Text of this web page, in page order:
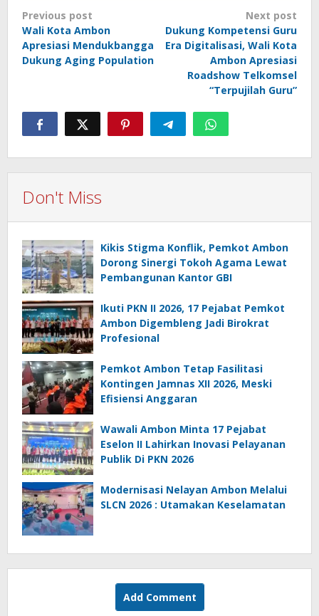
Post
navigation
Previous post
Wali Kota Ambon
Apresiasi Mendukbangga
Dukung Aging Population
Next post
Dukung Kompetensi Guru
Era Digitalisasi, Wali Kota
Ambon Apresiasi
Roadshow Telkomsel
“Terpujilah Guru”
Don't Miss
Kikis Stigma Konflik, Pemkot Ambon
Dorong Sinergi Tokoh Agama Lewat
Pembangunan Kantor GBI
Ikuti PKN II 2026, 17 Pejabat Pemkot
Ambon Digembleng Jadi Birokrat
Profesional
Pemkot Ambon Tetap Fasilitasi
Kontingen Jamnas XII 2026, Meski
Efisiensi Anggaran
Wawali Ambon Minta 17 Pejabat
Eselon II Lahirkan Inovasi Pelayanan
Publik Di PKN 2026
Modernisasi Nelayan Ambon Melalui
SLCN 2026 : Utamakan Keselamatan
Add Comment